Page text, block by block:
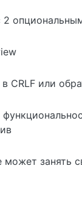
CRLF или
может занять